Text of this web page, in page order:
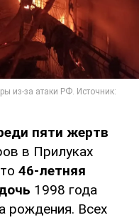
пяти жертв
в Прилуках
46-летняя
1998 года
рождения. Всех